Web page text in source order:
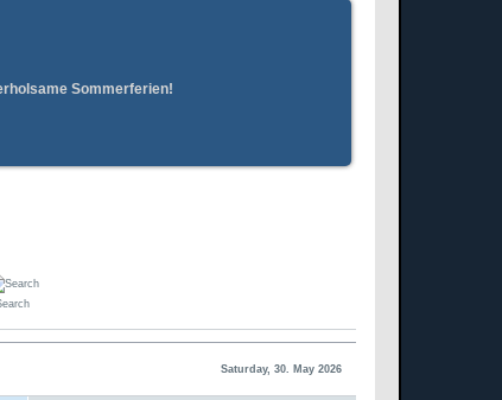
Sommerferien!
Saturday, 30. May 2026